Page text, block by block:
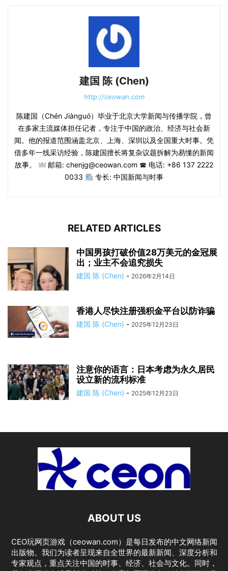
建国 陈 (Chen)
http://ceowan.com
陈建国（Chén Jiànguó）毕业于北京大学新闻与传播学院，曾
在多家主流媒体担任记者，专注于中国的政治、经济与社会新
闻。他的报道范围涵盖北京、上海、深圳以及全国重大时事。凭
借多年一线采访经验，陈建国擅长将复杂议题拆解为易懂的新闻
故事。
邮箱: chenjg@ceowan.com ☎ 电话: +86 137 2222
0033
专长: 中国新闻与时事
RELATED ARTICLES
中国男孩打破价值28万美元的金冠展
出；业主不会追究损失
建国 陈 (Chen) - 2026年2月14日
香港人尽快注册强积金平台以防诈骗
建国 陈 (Chen) - 2025年12月23日
注意你的语言：日本考虑为永久居民
设立新的流利标准
建国 陈 (Chen) - 2025年12月23日
ABOUT US
CEO玩网页游戏（ceowan.com）是每日发布的中文网络新闻
出版物。我们为读者呈现来自全世界的最新新闻、深度分析和
专家观点，重点关注中国的时事、经济、社会与文化。同时，